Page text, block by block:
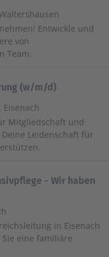
Entwickle und
von
Team.
(w/m/d)
Mitgliedschaft und
Leidenschaft für
- Wir haben
in Eisenach
eine familiäre